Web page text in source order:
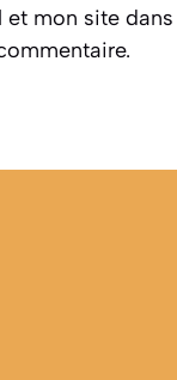
mon site dans